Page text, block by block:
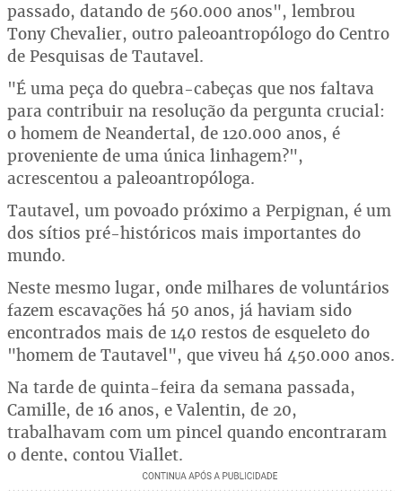
passado, datando de 560.000 anos", lembrou
Tony Chevalier, outro paleoantropólogo do Centro
de Pesquisas de Tautavel.
"É uma peça do quebra-cabeças que nos faltava
para contribuir na resolução da pergunta crucial:
o homem de Neandertal, de 120.000 anos, é
proveniente de uma única linhagem?",
acrescentou a paleoantropóloga.
Tautavel, um povoado próximo a Perpignan, é um
dos sítios pré-históricos mais importantes do
mundo.
Neste mesmo lugar, onde milhares de voluntários
fazem escavações há 50 anos, já haviam sido
encontrados mais de 140 restos de esqueleto do
"homem de Tautavel", que viveu há 450.000 anos.
Na tarde de quinta-feira da semana passada,
Camille, de 16 anos, e Valentin, de 20,
trabalhavam com um pincel quando encontraram
o dente, contou Viallet.